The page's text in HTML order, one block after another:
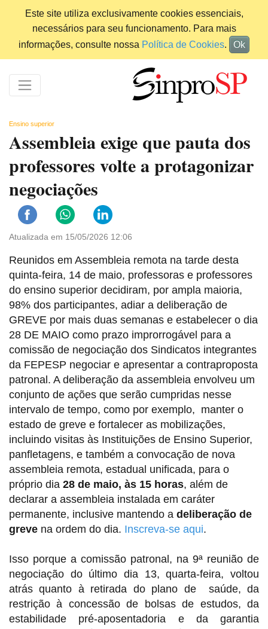
Este site utiliza exclusivamente cookies essenciais,
necessários para seu funcionamento. Para mais
informações, consulte nossa Política de Cookies. Ok
Ensino superior
Assembleia exige que pauta dos
professores volte a protagonizar
negociações
Atualizada em 15/05/2026 12:06
Reunidos em Assembleia remota na tarde desta
quinta-feira, 14 de maio, professoras e professores
do ensino superior decidiram, por ampla maioria,
98% dos participantes, adiar a deliberação de
GREVE por mais duas semanas e estabelecer o dia
28 DE MAIO como prazo improrrogável para a
comissão de negociação dos Sindicatos integrantes
da FEPESP negociar e apresentar a contraproposta
patronal. A deliberação da assembleia envolveu um
conjunto de ações que serão cumpridas nesse
intervalo de tempo, como por exemplo, manter o
estado de greve e fortalecer as mobilizações,
incluindo visitas às Instituições de Ensino Superior,
panfletagens, e também a convocação de nova
assembleia remota, estadual unificada, para o
próprio dia 28 de maio, às 15 horas, além de
declarar a assembleia instalada em caráter
permanente, inclusive mantendo a deliberação de
greve na ordem do dia. Inscreva-se aqui.
Isso porque a comissão patronal, na 9ª reunião de
negociação do último dia 13, quarta-feira, voltou
atrás quanto à retirada do plano de saúde, da
restrição à concessão de bolsas de estudos, da
estabilidade pré-aposentadoria e da garantia